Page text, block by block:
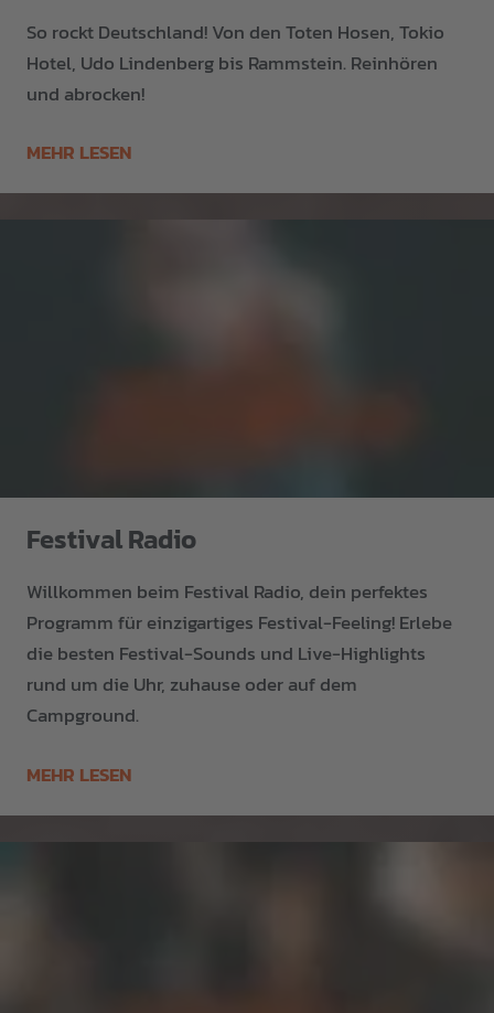
So rockt Deutschland! Von den Toten Hosen, Tokio
Hotel, Udo Lindenberg bis Rammstein. Reinhören
und abrocken!
MEHR LESEN
Festival Radio
Willkommen beim Festival Radio, dein perfektes
Programm für einzigartiges Festival-Feeling! Erlebe
die besten Festival-Sounds und Live-Highlights
rund um die Uhr, zuhause oder auf dem
Campground.
MEHR LESEN